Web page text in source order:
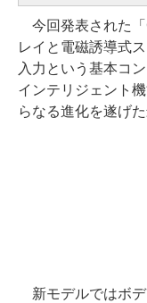
今回発表された「
レイと電磁誘導式
入力という基本コ
インテリジェント
らなる進化を遂げ
新モデルではボデ